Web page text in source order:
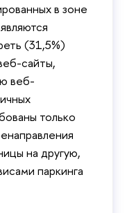
в зоне
(31,5%)
сайты,
веб-
только
на другую,
паркинга